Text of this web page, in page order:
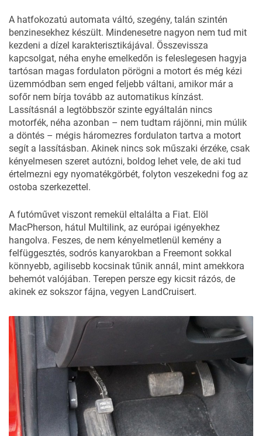
A hatfokozatú automata váltó, szegény, talán szintén
benzinesekhez készült. Mindenesetre nagyon nem tud mit
kezdeni a dízel karakterisztikájával. Összevissza
kapcsolgat, néha enyhe emelkedőn is feleslegesen hagyja
tartósan magas fordulaton pörögni a motort és még kézi
üzemmódban sem enged feljebb váltani, amikor már a
sofőr nem bírja tovább az automatikus kínzást.
Lassításnál a legtöbbször szinte egyáltalán nincs
motorfék, néha azonban – nem tudtam rájönni, min múlik
a döntés – mégis háromezres fordulaton tartva a motort
segít a lassításban. Akinek nincs sok műszaki érzéke, csak
kényelmesen szeret autózni, boldog lehet vele, de aki tud
értelmezni egy nyomatékgörbét, folyton veszekedni fog az
ostoba szerkezettel.
A futóművet viszont remekül eltalálta a Fiat. Elöl
MacPherson, hátul Multilink, az európai igényekhez
hangolva. Feszes, de nem kényelmetlenül kemény a
felfüggesztés, sodrós kanyarokban a Freemont sokkal
könnyebb, agilisebb kocsinak tűnik annál, mint amekkora
behemót valójában. Terepen persze egy kicsit rázós, de
akinek ez sokszor fájna, vegyen LandCruisert.